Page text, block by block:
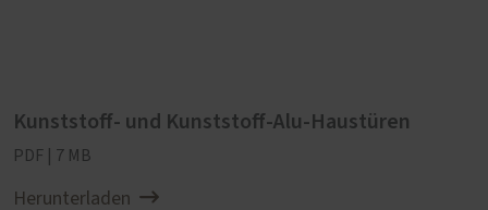
Kunststoff- und Kunststoff-Alu-Haustüren
PDF | 7 MB
Herunterladen